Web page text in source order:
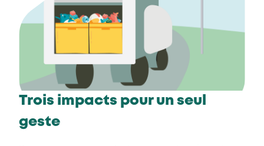
Trois impacts pour un seul
geste